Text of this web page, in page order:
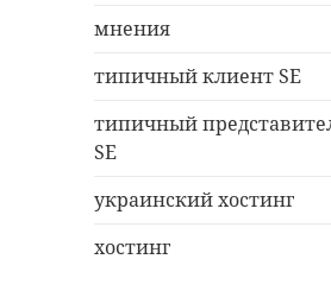
мнения
типичный клиент SE
типичный
SE
украинский хостинг
хостинг